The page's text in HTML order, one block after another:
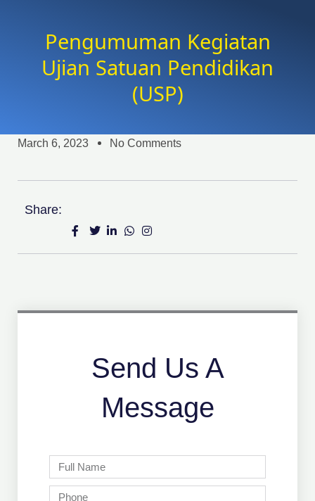
Pengumuman Kegiatan
Ujian Satuan Pendidikan
(USP)
March 6, 2023 No Comments
Share:
Send Us A
Message
Full
Name
Phone